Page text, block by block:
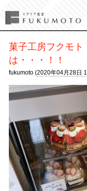
菓子工房フクモ
は・・・！！
fukumoto (2020年04月28日